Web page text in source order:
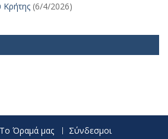
Κρήτης (6/4/2026)
Το Όραμά μας
Σύνδεσμοι